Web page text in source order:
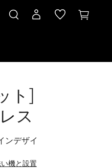
ト]
ス
ンデザイ
機と設置